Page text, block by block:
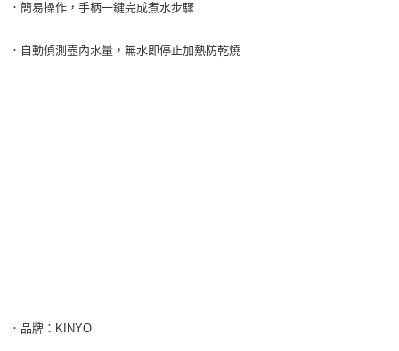
．簡易操作，手柄一鍵完成煮水步驟
．自動偵測壺內水量，無水即停止加熱防乾燒
．品牌：KINYO